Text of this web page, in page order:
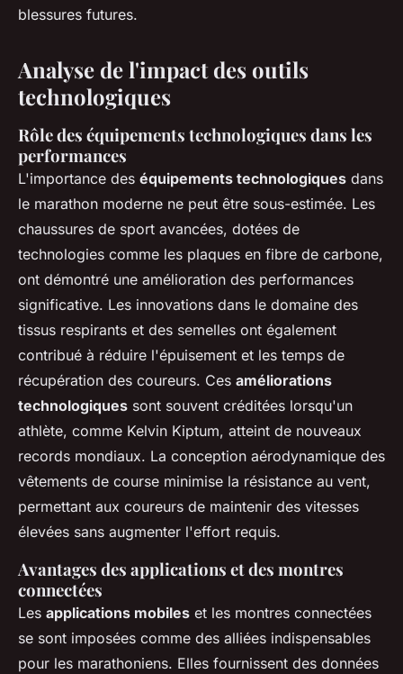
blessures futures.
Analyse de l'impact des outils
technologiques
Rôle des équipements technologiques dans les
performances
L'importance des équipements technologiques dans
le marathon moderne ne peut être sous-estimée. Les
chaussures de sport avancées, dotées de
technologies comme les plaques en fibre de carbone,
ont démontré une amélioration des performances
significative. Les innovations dans le domaine des
tissus respirants et des semelles ont également
contribué à réduire l'épuisement et les temps de
récupération des coureurs. Ces améliorations
technologiques sont souvent créditées lorsqu'un
athlète, comme Kelvin Kiptum, atteint de nouveaux
records mondiaux. La conception aérodynamique des
vêtements de course minimise la résistance au vent,
permettant aux coureurs de maintenir des vitesses
élevées sans augmenter l'effort requis.
Avantages des applications et des montres
connectées
Les applications mobiles et les montres connectées
se sont imposées comme des alliées indispensables
pour les marathoniens. Elles fournissent des données